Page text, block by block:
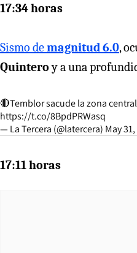
17:34 horas
Sismo demagnitud 6.0,
Quinteroy a una
🔴Temblor sacude la zona
https://t.co/8BpdPRWasq
— La Tercera (@latercera) May
17:11 horas